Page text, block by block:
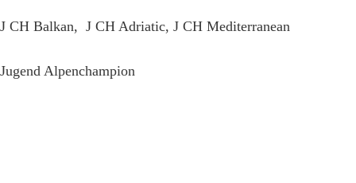
J CH Balkan, J CH Adriatic, J CH Mediterranean
Jugend Alpenchampion